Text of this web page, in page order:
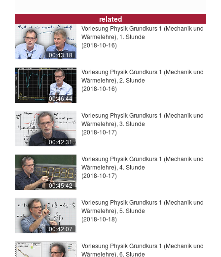
related
00:43:18
Vorlesung Physik Grundkurs 1 (Mechanik und
Wärmelehre), 1. Stunde
(2018-10-16)
00:46:44
Vorlesung Physik Grundkurs 1 (Mechanik und
Wärmelehre), 2. Stunde
(2018-10-16)
00:42:31
Vorlesung Physik Grundkurs 1 (Mechanik und
Wärmelehre), 3. Stunde
(2018-10-17)
00:45:42
Vorlesung Physik Grundkurs 1 (Mechanik und
Wärmelehre), 4. Stunde
(2018-10-17)
00:42:07
Vorlesung Physik Grundkurs 1 (Mechanik und
Wärmelehre), 5. Stunde
(2018-10-18)
Vorlesung Physik Grundkurs 1 (Mechanik und
Wärmelehre), 6. Stunde